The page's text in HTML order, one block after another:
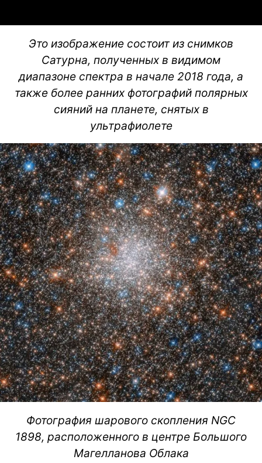
Это изображение состоит из снимков
Сатурна, полученных в видимом
диапазоне спектра в начале 2018 года, а
также более ранних фотографий полярных
сияний на планете, снятых в
ультрафиолете
Фотография шарового скопления NGC
1898, расположенного в центре Большого
Магелланова Облака